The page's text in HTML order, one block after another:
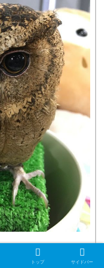
トップ サイドバー